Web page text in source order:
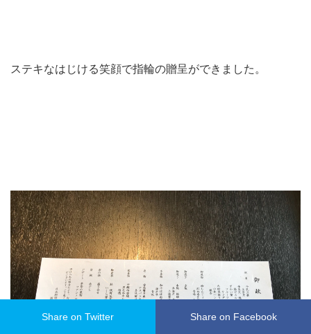
ステキなはじける笑顔で指輪の贈呈ができました。
Share on Twitter Share on Facebook